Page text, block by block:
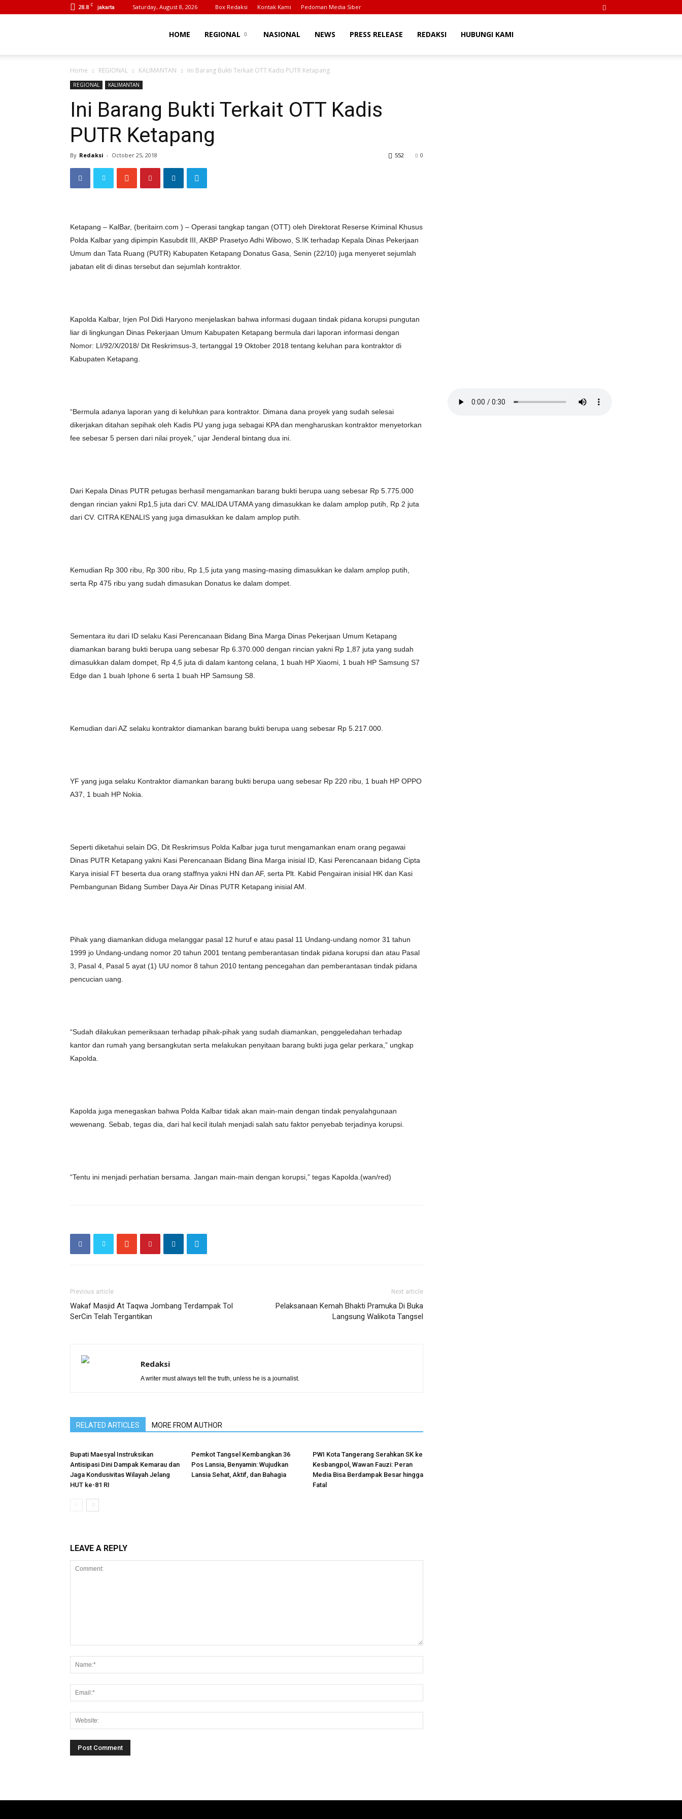
28.8 C jakarta Saturday, August 8, 2026 Box Redaksi Kontak Kami Pedoman Media Siber
HOME REGIONAL NASIONAL NEWS PRESS RELEASE REDAKSI HUBUNGI KAMI
Home REGIONAL KALIMANTAN Ini Barang Bukti Terkait OTT Kadis PUTR Ketapang
REGIONAL KALIMANTAN
Ini Barang Bukti Terkait OTT Kadis
PUTR Ketapang
By Redaksi - October 25, 2018 0
552
Ketapang – KalBar, (beritairn.com ) – Operasi tangkap tangan (OTT) oleh Direktorat Reserse Kriminal Khusus
Polda Kalbar yang dipimpin Kasubdit III, AKBP Prasetyo Adhi Wibowo, S.IK terhadap Kepala Dinas Pekerjaan
Umum dan Tata Ruang (PUTR) Kabupaten Ketapang Donatus Gasa, Senin (22/10) juga menyeret sejumlah
jabatan elit di dinas tersebut dan sejumlah kontraktor.
Kapolda Kalbar, Irjen Pol Didi Haryono menjelaskan bahwa informasi dugaan tindak pidana korupsi pungutan
liar di lingkungan Dinas Pekerjaan Umum Kabupaten Ketapang bermula dari laporan informasi dengan
Nomor: LI/92/X/2018/ Dit Reskrimsus-3, tertanggal 19 Oktober 2018 tentang keluhan para kontraktor di
Kabupaten Ketapang.
“Bermula adanya laporan yang di keluhkan para kontraktor. Dimana dana proyek yang sudah selesai
dikerjakan ditahan sepihak oleh Kadis PU yang juga sebagai KPA dan mengharuskan kontraktor menyetorkan
fee sebesar 5 persen dari nilai proyek,” ujar Jenderal bintang dua ini.
Dari Kepala Dinas PUTR petugas berhasil mengamankan barang bukti berupa uang sebesar Rp 5.775.000
dengan rincian yakni Rp1,5 juta dari CV. MALIDA UTAMA yang dimasukkan ke dalam amplop putih, Rp 2 juta
dari CV. CITRA KENALIS yang juga dimasukkan ke dalam amplop putih.
Kemudian Rp 300 ribu, Rp 300 ribu, Rp 1,5 juta yang masing-masing dimasukkan ke dalam amplop putih,
serta Rp 475 ribu yang sudah dimasukan Donatus ke dalam dompet.
Sementara itu dari ID selaku Kasi Perencanaan Bidang Bina Marga Dinas Pekerjaan Umum Ketapang
diamankan barang bukti berupa uang sebesar Rp 6.370.000 dengan rincian yakni Rp 1,87 juta yang sudah
dimasukkan dalam dompet, Rp 4,5 juta di dalam kantong celana, 1 buah HP Xiaomi, 1 buah HP Samsung S7
Edge dan 1 buah Iphone 6 serta 1 buah HP Samsung S8.
Kemudian dari AZ selaku kontraktor diamankan barang bukti berupa uang sebesar Rp 5.217.000.
YF yang juga selaku Kontraktor diamankan barang bukti berupa uang sebesar Rp 220 ribu, 1 buah HP OPPO
A37, 1 buah HP Nokia.
Seperti diketahui selain DG, Dit Reskrimsus Polda Kalbar juga turut mengamankan enam orang pegawai
Dinas PUTR Ketapang yakni Kasi Perencanaan Bidang Bina Marga inisial ID, Kasi Perencanaan bidang Cipta
Karya inisial FT beserta dua orang staffnya yakni HN dan AF, serta Plt. Kabid Pengairan inisial HK dan Kasi
Pembangunan Bidang Sumber Daya Air Dinas PUTR Ketapang inisial AM.
Pihak yang diamankan diduga melanggar pasal 12 huruf e atau pasal 11 Undang-undang nomor 31 tahun
1999 jo Undang-undang nomor 20 tahun 2001 tentang pemberantasan tindak pidana korupsi dan atau Pasal
3, Pasal 4, Pasal 5 ayat (1) UU nomor 8 tahun 2010 tentang pencegahan dan pemberantasan tindak pidana
pencucian uang.
“Sudah dilakukan pemeriksaan terhadap pihak-pihak yang sudah diamankan, penggeledahan terhadap
kantor dan rumah yang bersangkutan serta melakukan penyitaan barang bukti juga gelar perkara,” ungkap
Kapolda.
Kapolda juga menegaskan bahwa Polda Kalbar tidak akan main-main dengan tindak penyalahgunaan
wewenang. Sebab, tegas dia, dari hal kecil itulah menjadi salah satu faktor penyebab terjadinya korupsi.
“Tentu ini menjadi perhatian bersama. Jangan main-main dengan korupsi,” tegas Kapolda.(wan/red)
Previous article
Wakaf Masjid At Taqwa Jombang Terdampak Tol
SerCin Telah Tergantikan
Next article
Pelaksanaan Kemah Bhakti Pramuka Di Buka
Langsung Walikota Tangsel
Redaksi
A writer must always tell the truth, unless he is a journalist.
RELATED ARTICLES MORE FROM AUTHOR
Bupati Maesyal Instruksikan
Antisipasi Dini Dampak Kemarau dan
Jaga Kondusivitas Wilayah Jelang
HUT ke-81 RI
Pemkot Tangsel Kembangkan 36
Pos Lansia, Benyamin: Wujudkan
Lansia Sehat, Aktif, dan Bahagia
PWI Kota Tangerang Serahkan SK ke
Kesbangpol, Wawan Fauzi: Peran
Media Bisa Berdampak Besar hingga
Fatal
LEAVE A REPLY